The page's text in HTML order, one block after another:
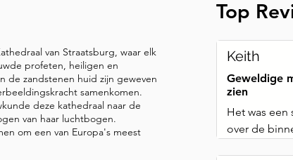
van een opmerkelijk
as draaien. Het
met ongelooflijke
een foutmarge van
fasen van de
van de klok.
tot leven. Kijk
van Straatsburg, waar elk
profeten, heiligen en
de zandstenen huid zijn geweven
samenkomen.
deze kathedraal naar de
van haar luchtbogen.
om een van Europa's meest
Top
Keith
Geweldige
zien
Het was
over de